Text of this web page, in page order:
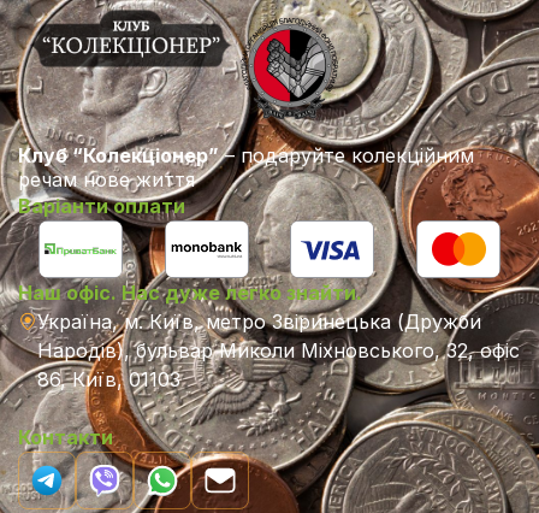
Клуб “Колекціонер”– подаруйте колекційним
речам нове життя
Варіанти оплати
Наш офіс. Нас дуже легко знайти.
Україна, м. Київ, метро Звіринецька (Дружби
Народів), бульвар Миколи Міхновського, 32, офіс
86, Київ, 01103
Контакти